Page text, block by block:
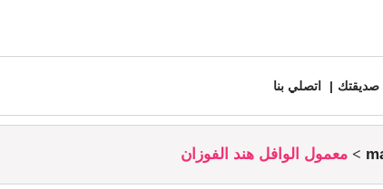
صديقتك اتصلي بنا
معمول الوافل هند الفوزان